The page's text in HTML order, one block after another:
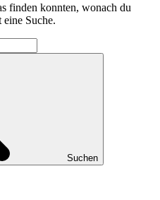
finden konnten, wonach du
Suche.
Suchen